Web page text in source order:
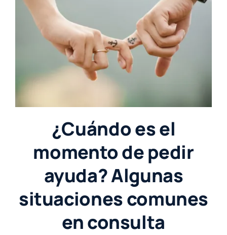
¿Cuándo es el
momento de pedir
ayuda? Algunas
situaciones comunes
en consulta